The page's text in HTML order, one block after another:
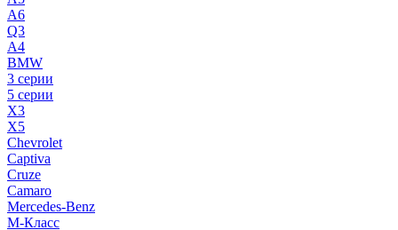
A6
Q3
A4
BMW
3 серии
5 серии
X3
X5
Chevrolet
Captiva
Cruze
Camaro
Mercedes-Benz
M-Класс